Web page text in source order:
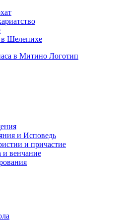
Шелепихе
и Исповедь
и причастие
и венчание